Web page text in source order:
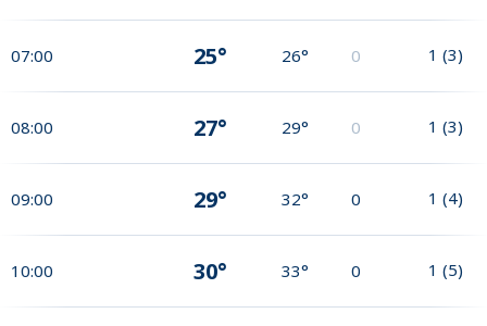
07:00 25° 26° 0 1 (3)
08:00 27° 29° 0 1 (3)
09:00 29° 32° 0 1 (4)
10:00 30° 33° 0 1 (5)